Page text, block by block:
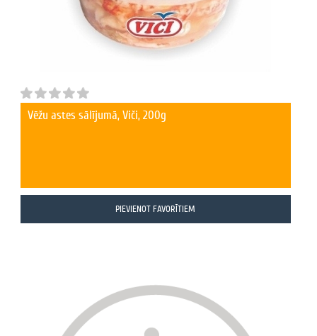
Vēžu astes sālījumā, Viči, 200g
PIEVIENOT FAVORĪTIEM